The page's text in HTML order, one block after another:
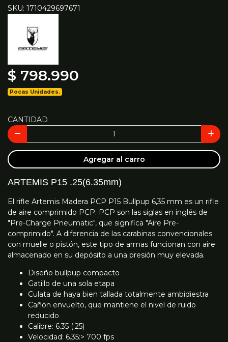
SKU: 1710429697671
$ 798.990
Pocas Unidades.
CANTIDAD
Agregar al carro
ARTEMIS P15 .25(6.35mm)
El rifle Artemis Madera PCP P15 Bullpup 6,35 mm es un rifle
de aire comprimido PCP. PCP son las siglas en inglés de
"Pre-Charge Pneumatic", que significa "Aire Pre-
comprimido". A diferencia de las carabinas convencionales
con muelle o pistón, este tipo de armas funcionan con aire
almacenado en su depósito a una presión muy elevada.
Diseño bullpup compacto
Gatillo de una sola etapa
Culata de haya bien tallada totalmente ambidiestra
Cañón envuelto, que mantiene el nivel de ruido
reducido
Calibre: 6.35 (.25)
Velocidad: 6.35:> 700 fps